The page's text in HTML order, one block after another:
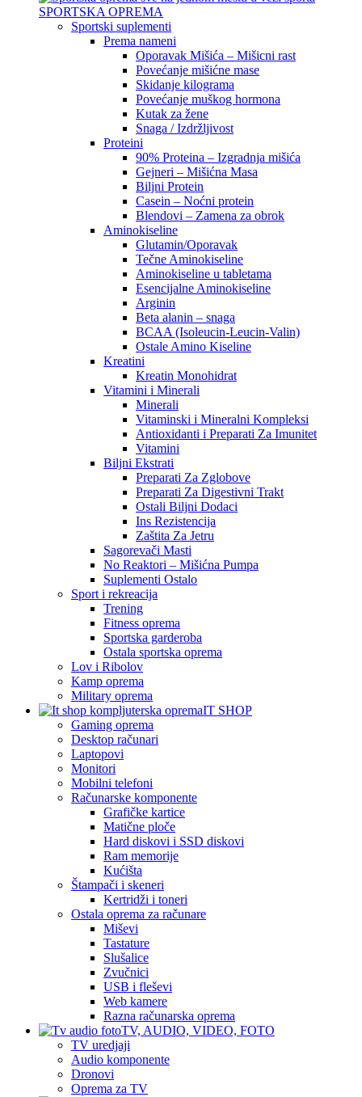
SPORTSKA OPREMA
Sportski suplementi
Prema nameni
Oporavak Mišića – Mišicni rast
Povećanje mišićne mase
Skidanje kilograma
Povećanje muškog hormona
Kutak za žene
Snaga / Izdržljivost
Proteini
90% Proteina – Izgradnja mišića
Gejneri – Mišićna Masa
Biljni Protein
Casein – Noćni protein
Blendovi – Zamena za obrok
Aminokiseline
Glutamin/Oporavak
Tečne Aminokiseline
Aminokiseline u tabletama
Esencijalne Aminokiseline
Arginin
Beta alanin – snaga
BCAA (Isoleucin-Leucin-Valin)
Ostale Amino Kiseline
Kreatini
Kreatin Monohidrat
Vitamini i Minerali
Minerali
Vitaminski i Mineralni Kompleksi
Antioxidanti i Preparati Za Imunitet
Vitamini
Biljni Ekstrati
Preparati Za Zglobove
Preparati Za Digestivni Trakt
Ostali Biljni Dodaci
Ins Rezistencija
Zaštita Za Jetru
Sagorevači Masti
No Reaktori – Mišićna Pumpa
Suplementi Ostalo
Sport i rekreacija
Trening
Fitness oprema
Sportska garderoba
Ostala sportska oprema
Lov i Ribolov
Kamp oprema
Military oprema
IT SHOP
Gaming oprema
Desktop računari
Laptopovi
Monitori
Mobilni telefoni
Računarske komponente
Grafičke kartice
Matične ploče
Hard diskovi i SSD diskovi
Ram memorije
Kućišta
Štampači i skeneri
Kertridži i toneri
Ostala oprema za računare
Miševi
Tastature
Slušalice
Zvučnici
USB i fleševi
Web kamere
Razna računarska oprema
TV, AUDIO, VIDEO, FOTO
TV uredjaji
Audio komponente
Dronovi
Oprema za TV